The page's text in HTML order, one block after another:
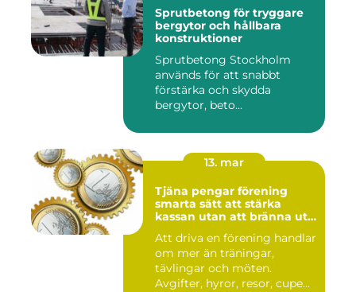
Sprutbetong för tryggare
bergytor och hållbara
konstruktioner
Sprutbetong Stockholm
används för att snabbt
förstärka och skydda
bergytor, beto...
13. mar
Tjäna pengar förening
smarta sätt att stärka
kassan utan att bränna ut
Att driva en förening handlar
om mer än träningar,
tävlingar och möten.
Avgifter, hyror, resor, cupe...